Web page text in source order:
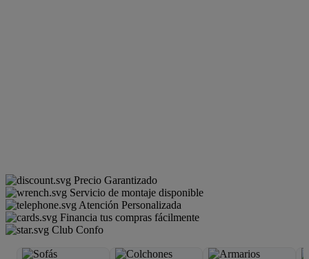
Precio Garantizado
Servicio de montaje disponible
Atención Personalizada
Financia tus compras fácilmente
Club Confo